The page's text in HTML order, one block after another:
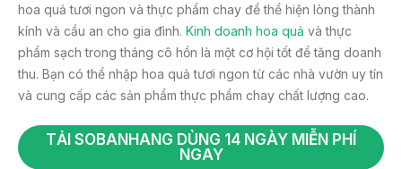
hoa quả tươi ngon và thực phẩm chay để thể hiện lòng thành
kính và cầu an cho gia đình. Kinh doanh hoa quả và thực
phẩm sạch trong tháng cô hồn là một cơ hội tốt để tăng doanh
thu. Bạn có thể nhập hoa quả tươi ngon từ các nhà vườn uy tín
và cung cấp các sản phẩm thực phẩm chay chất lượng cao.
TẢI SOBANHANG DÙNG 14 NGÀY MIỄN PHÍ
NGAY